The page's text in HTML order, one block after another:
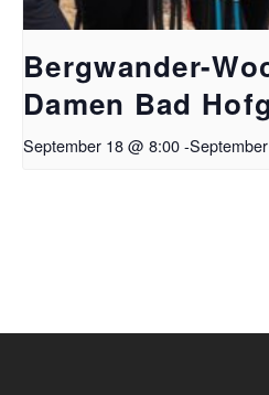
Bergwander-
Damen Bad
September 18 @ 8:00-